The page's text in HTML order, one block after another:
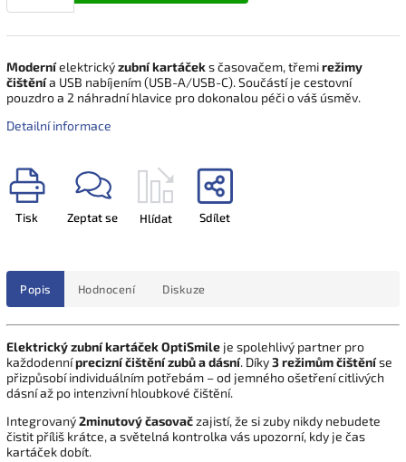
Moderníelektrickýzubní kartáčeks časovačem, třemirežimy
čištěnía USB nabíjením (USB-A/USB-C). Součástí je cestovní
pouzdro a 2 náhradní hlavice pro dokonalou péči o váš úsměv.
Detailní informace
Tisk Zeptat se Hlídat Sdílet
Popis Hodnocení Diskuze
Elektrický zubní kartáček OptiSmile je spolehlivý partner pro
každodenníprecizní čištění zubů a dásní. Díky3 režimům čištěníse
přizpůsobí individuálním potřebám – od jemného ošetření citlivých
dásní až po intenzivní hloubkové čištění.
Integrovaný2minutový časovačzajistí, že si zuby nikdy nebudete
čistit příliš krátce, a světelná kontrolka vás upozorní, kdy je čas
kartáček dobít.